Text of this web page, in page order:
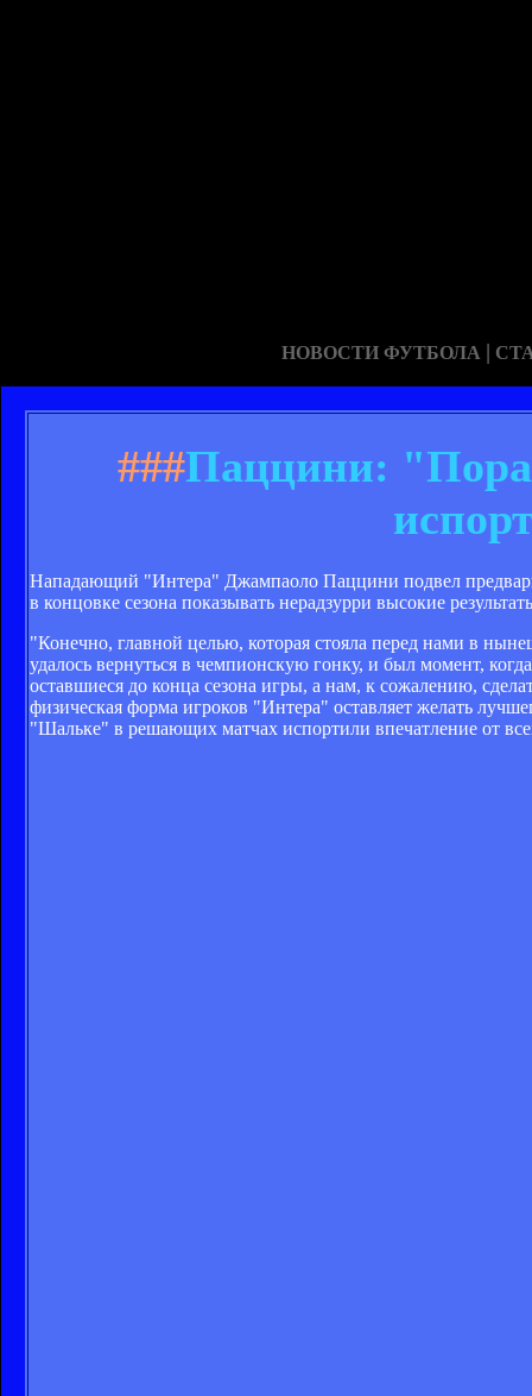
НОВОСТИ ФУТБОЛА |
###Паццини:
Нападающий "Интера" Джампаоло Паццини подвел
в концовке сезона показывать нерадзурри высокие
"Конечно, главной целью, которая стояла перед нами в
удалось вернуться в чемпионскую гонку, и был момент,
оставшиеся до конца сезона игры, а нам, к сожалению,
физическая форма игроков "Интера" оставляет желать
"Шальке" в решающих матчах испортили впечатление от